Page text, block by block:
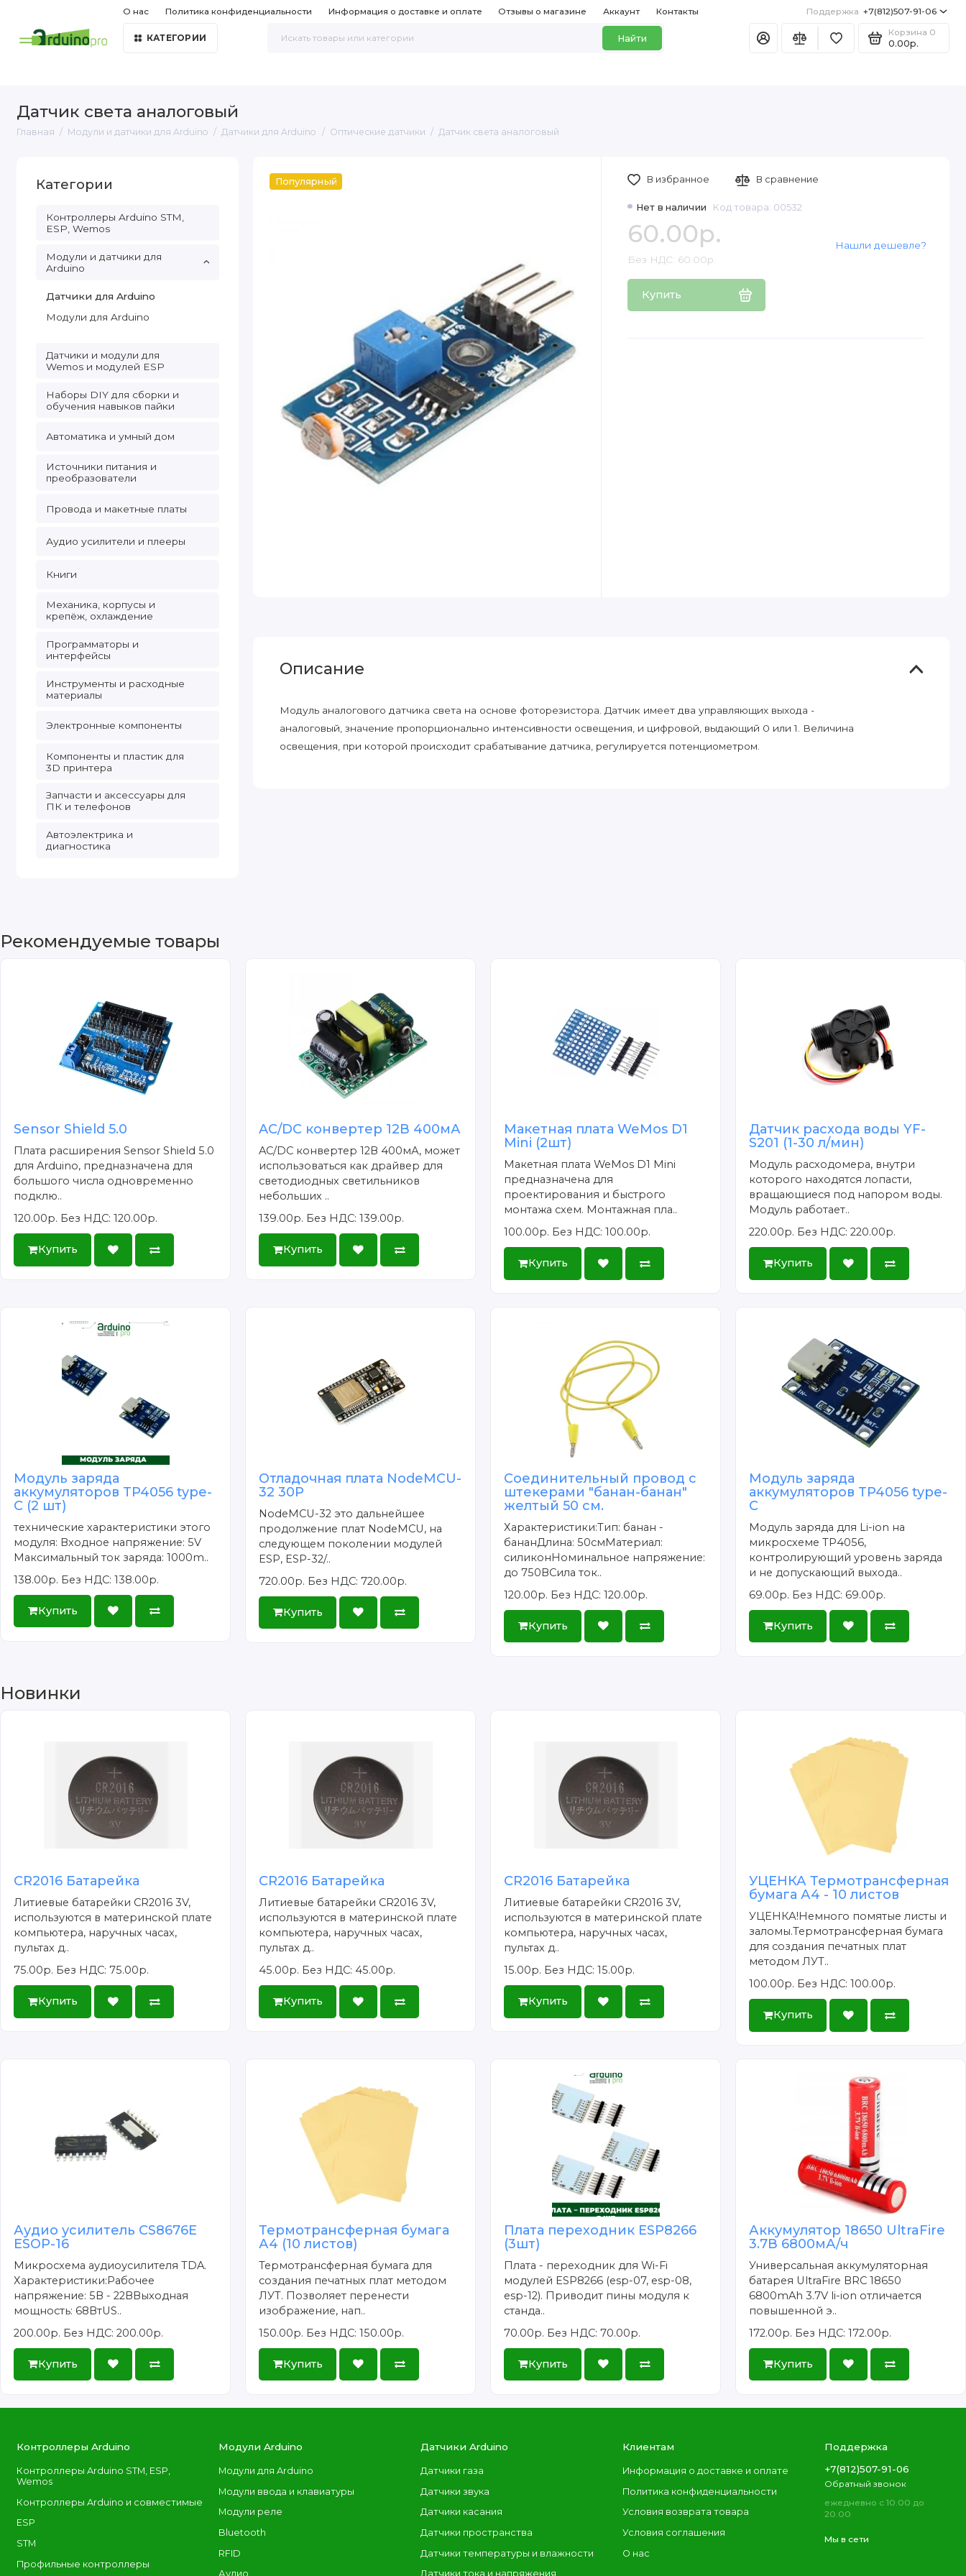
О нас Политика конфиденциальности Информация о доставке и оплате Отзывы о магазине Аккаунт Контакты Поддержка +7(812)507-91-06
КАТЕГОРИИ Найти
Корзина 0
0.00р.
Датчик света аналоговый
Главная Модули и датчики для Arduino Датчики для Arduino Оптические датчики Датчик света аналоговый
Категории
Контроллеры Arduino STM,
ESP, Wemos
Модули и датчики для
Arduino
Датчики для Arduino
Модули для Arduino
Датчики и модули для
Wemos и модулей ESP
Наборы DIY для сборки и
обучения навыков пайки
Автоматика и умный дом
Источники питания и
преобразователи
Провода и макетные платы
Аудио усилители и плееры
Книги
Механика, корпусы и
крепёж, охлаждение
Программаторы и
интерфейсы
Инструменты и расходные
материалы
Электронные компоненты
Компоненты и пластик для
3D принтера
Запчасти и аксессуары для
ПК и телефонов
Автоэлектрика и
диагностика
Популярный
Нет в наличии Код товара: 00532
60.00р.
Без НДС: 60.00р.
Купить
Нашли дешевле?
В избранное В сравнение
Описание
Модуль аналогового датчика света на основе фоторезистора. Датчик имеет два управляющих выхода -
аналоговый, значение пропорционально интенсивности освещения, и цифровой, выдающий 0 или 1. Величина
освещения, при которой происходит срабатывание датчика, регулируется потенциометром.
Рекомендуемые товары
Sensor Shield 5.0
Плата расширения Sensor Shield 5.0
для Arduino, предназначена для
большого числа одновременно
подклю..
120.00р. Без НДС: 120.00р.
Купить
AC/DC конвертер 12В 400мА
AC/DC конвертер 12В 400мА, может
использоваться как драйвер для
светодиодных светильников
небольших ..
139.00р. Без НДС: 139.00р.
Купить
Макетная плата WeMos D1
Mini (2шт)
Макетная плата WeMos D1 Mini
предназначена для
проектирования и быстрого
монтажа схем. Монтажная пла..
100.00р. Без НДС: 100.00р.
Купить
Датчик расхода воды YF-
S201 (1-30 л/мин)
Модуль расходомера, внутри
которого находятся лопасти,
вращающиеся под напором воды.
Модуль работает..
220.00р. Без НДС: 220.00р.
Купить
Модуль заряда
аккумуляторов TP4056 type-
C (2 шт)
технические характеристики этого
модуля: Входное напряжение: 5V
Максимальный ток заряда: 1000m..
138.00р. Без НДС: 138.00р.
Купить
Отладочная плата NodeMCU-
32 30P
NodeMCU-32 это дальнейшее
продолжение плат NodeMCU, на
следующем поколении модулей
ESP, ESP-32/..
720.00р. Без НДС: 720.00р.
Купить
Соединительный провод с
штекерами "банан-банан"
желтый 50 см.
Характеристики:Тип: банан -
бананДлина: 50смМатериал:
силиконНоминальное напряжение:
до 750ВСила ток..
120.00р. Без НДС: 120.00р.
Купить
Модуль заряда
аккумуляторов TP4056 type-
C
Модуль заряда для Li-ion на
микросхеме TP4056,
контролирующий уровень заряда
и не допускающий выхода..
69.00р. Без НДС: 69.00р.
Купить
Новинки
CR2016 Батарейка
Литиевые батарейки CR2016 3V,
используются в материнской плате
компьютера, наручных часах,
пультах д..
75.00р. Без НДС: 75.00р.
Купить
CR2016 Батарейка
Литиевые батарейки CR2016 3V,
используются в материнской плате
компьютера, наручных часах,
пультах д..
45.00р. Без НДС: 45.00р.
Купить
CR2016 Батарейка
Литиевые батарейки CR2016 3V,
используются в материнской плате
компьютера, наручных часах,
пультах д..
15.00р. Без НДС: 15.00р.
Купить
УЦЕНКА Термотрансферная
бумага А4 - 10 листов
УЦЕНКА!Немного помятые листы и
заломы.Термотрансферная бумага
для создания печатных плат
методом ЛУТ..
100.00р. Без НДС: 100.00р.
Купить
Аудио усилитель CS8676E
ESOP-16
Микросхема аудиоусилителя TDA.
Характеристики:Рабочее
напряжение: 5В - 22ВВыходная
мощность: 68ВтUS..
200.00р. Без НДС: 200.00р.
Купить
Термотрансферная бумага
А4 (10 листов)
Термотрансферная бумага для
создания печатных плат методом
ЛУТ. Позволяет перенести
изображение, нап..
150.00р. Без НДС: 150.00р.
Купить
Плата переходник ESP8266
(3шт)
Плата - переходник для Wi-Fi
модулей ESP8266 (esp-07, esp-08,
esp-12). Приводит пины модуля к
станда..
70.00р. Без НДС: 70.00р.
Купить
Аккумулятор 18650 UltraFire
3.7В 6800мА/ч
Универсальная аккумуляторная
батарея UltraFire BRC 18650
6800mAh 3.7V li-ion отличается
повышенной э..
172.00р. Без НДС: 172.00р.
Купить
Контроллеры Arduino
Контроллеры Arduino STM, ESP,
Wemos
Контроллеры Arduino и совместимые
ESP
STM
Профильные контроллеры
Модули Arduino
Модули для Arduino
Модули ввода и клавиатуры
Модули реле
Bluetooth
RFID
Аудио
Датчики Arduino
Датчики газа
Датчики звука
Датчики касания
Датчики пространства
Датчики температуры и влажности
Датчики тока и напряжения
Клиентам
Информация о доставке и оплате
Политика конфиденциальности
Условия возврата товара
Условия соглашения
О нас
Поддержка
+7(812)507-91-06
Обратный звонок
ежедневно с 10.00 до
20.00
Мы в сети